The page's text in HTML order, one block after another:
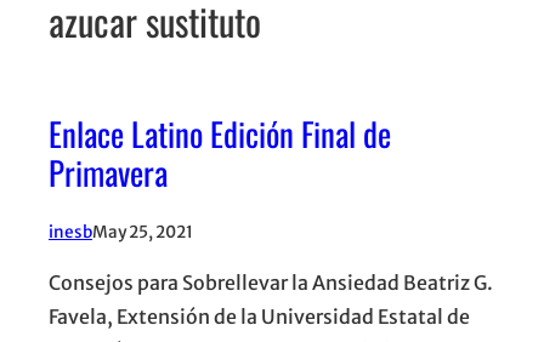
azucar sustituto
Enlace Latino Edición Final de
Primavera
inesbMay 25, 2021
Consejos para Sobrellevar la Ansiedad Beatriz G.
Favela, Extensión de la Universidad Estatal de